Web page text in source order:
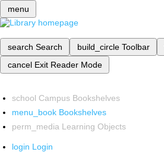
menu
search Search build_circle Toolbar
cancel Exit Reader Mode
school Campus Bookshelves
menu_book Bookshelves
perm_media Learning Objects
login Login